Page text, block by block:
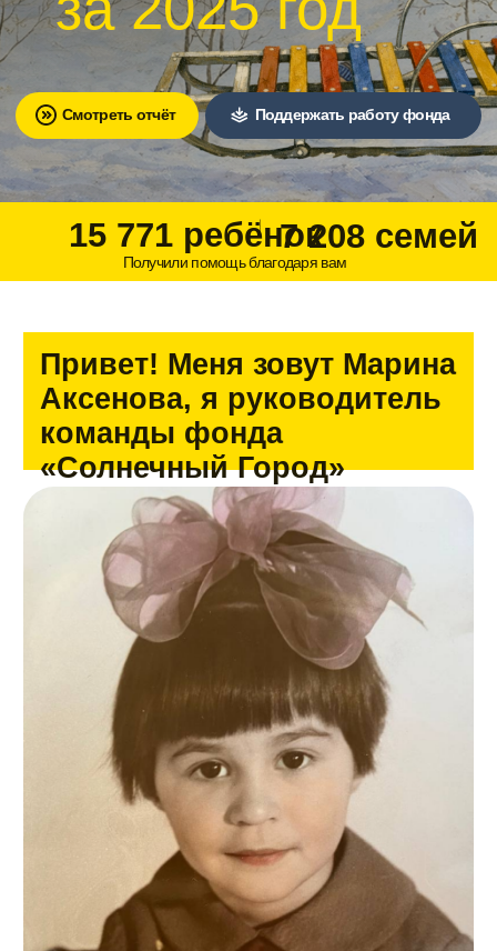
Получили помощь благодаря вам
15 771 ребёнок7 208 семей
Привет! Меня зовут Марина
Аксенова, я руководитель
команды фонда
«Солнечный Город»
Но эта маленькая девочка на фото еще и не мечтает ни о
фонде, ни о команде из более чем 150 специалистов в 37
регионах России, ни о поддержке более 15.000 человек со
всей страны. Если честно, она вообще в тот момент
мечтала, скорее всего, о мороженом.
Или о том, чтобы не делать уроки. Или о собаке. Точно… о
Но уж точно в тот момент она не мечтала о стратегических
сессиях, фандрайзинговых планах и федеральных
показателях эффективности.
Прямо сейчас ты находишься на сайте официального
отчета о работе фонда за 2025 год. На этих страницах
мы не стали рассказывать
о сложностях нашей работы (хотя поверьте, их
хватает, иногда на отдельный сериал), зато показали
много реальных результатов, которыми мы гордимся.